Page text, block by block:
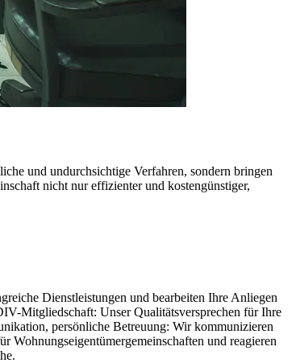
und undurchsichtige Verfahren, sondern bringen
nicht nur effizienter und kostengünstiger,
Dienstleistungen und bearbeiten Ihre Anliegen
Mitgliedschaft: Unser Qualitätsversprechen für Ihre
persönliche Betreuung: Wir kommunizieren
und reagieren